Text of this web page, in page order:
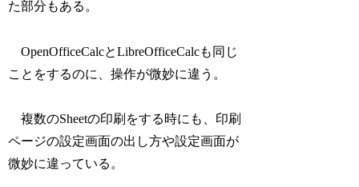
た部分もある。
OpenOfficeCalcとLibreOfficeCalcも同じ
ことをするのに、操作が微妙に違う。
複数のSheetの印刷をする時にも、印刷
ページの設定画面の出し方や設定画面が
微妙に違っている。